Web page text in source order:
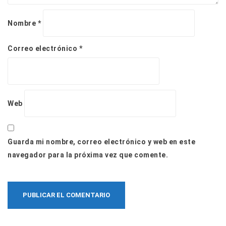
Nombre *
Correo electrónico *
Web
Guarda mi nombre, correo electrónico y web en este
navegador para la próxima vez que comente.